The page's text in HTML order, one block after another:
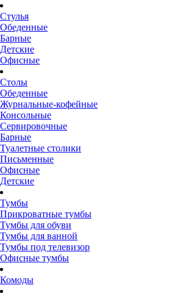
Стулья
Обеденные
Барные
Детские
Офисные
Столы
Обеденные
Журнальные-кофейные
Консольные
Сервировочные
Барные
Туалетные столики
Письменные
Офисные
Детские
Тумбы
Прикроватные тумбы
Тумбы для обуви
Тумбы для ванной
Тумбы под телевизор
Офисные тумбы
Комоды